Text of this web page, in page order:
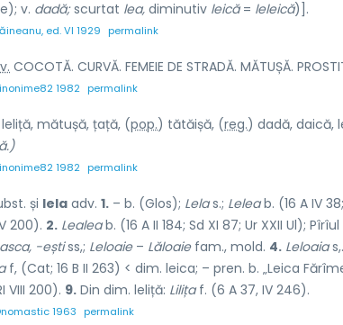
v. dadă;scurtat lea, diminutiv leică= leleică)].
ed. VI 1929 permalink
v. COCOTĂ. CURVĂ. FEMEIE DE STRADĂ. MĂTUȘĂ.
1982 permalink
leliță, mătușă, țață, (pop.) tătăișă, (reg.) dadă, daică, l
1982 permalink
și lela adv. 1. – b. (Glos); Lelas.; Leleab. (16 A IV
200). 2. Lealeab. (16 A II 184; Sd XI 87; Ur XXII Ul); Pîrîul
-eștiss,; Leloaie– Lăloaiefam., mold. 4. Leloaias,.
f, (Cat; 16 B II 263) < dim. leica; – pren. b. „Leica
VIII 200). 9. Din dim. leliță: Lilițaf. (6 A 37, IV 246).
1963 permalink